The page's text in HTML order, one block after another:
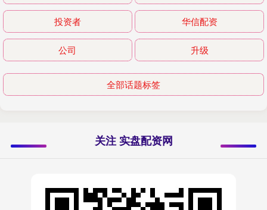
投资者 华信配资
公司 升级
全部话题标签
关注 实盘配资网